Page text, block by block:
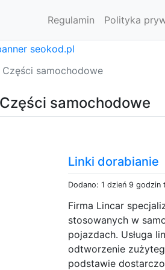
Regulamin Polityka
Części samochodowe
samochodowe
Linki dorabianie
Dodano: 1 dzień 9 godzin
Firma Lincar
stosowanych w
pojazdach. Usługa
odtworzenie
podstawie